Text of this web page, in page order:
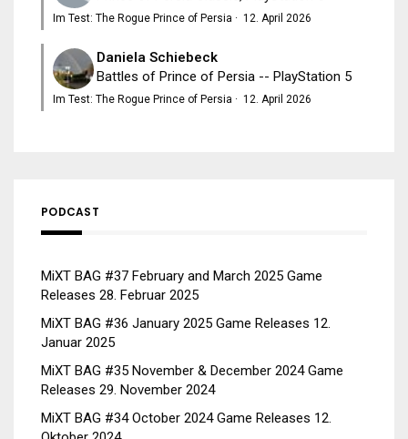
Im Test: The Rogue Prince of Persia · 12. April 2026
Daniela Schiebeck
Battles of Prince of Persia -- PlayStation 5
Im Test: The Rogue Prince of Persia · 12. April 2026
PODCAST
MiXT BAG #37 February and March 2025 Game
Releases 28. Februar 2025
MiXT BAG #36 January 2025 Game Releases 12.
Januar 2025
MiXT BAG #35 November & December 2024 Game
Releases 29. November 2024
MiXT BAG #34 October 2024 Game Releases 12.